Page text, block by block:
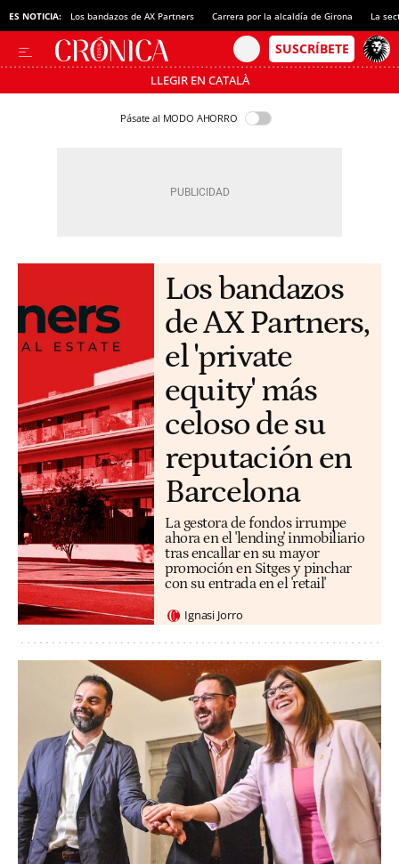
ES NOTICIA: Los bandazos de AX Partners Carrera por la alcaldía de Girona La
LLEGIR EN CATALÀ
Pásate al MODO AHORRO
Los bandazos
de AX Partners,
el 'private
equity' más
celoso de su
reputación en
Barcelona
La gestora de fondos irrumpe
ahora en el 'lending' inmobiliario
tras encallar en su mayor
promoción en Sitges y pinchar
con su entrada en el 'retail'
Ignasi Jorro